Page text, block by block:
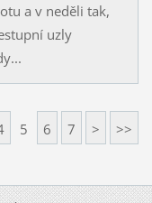
a v neděli tak,
uzly
5 6 7 > >>